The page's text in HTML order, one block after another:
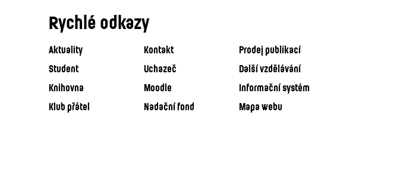
Rychlé odkazy
Aktuality Kontakt
Prodej publikací
Student
Uchazeč
Další vzdělávání
Knihovna
Moodle
Informační systém
Klub přátel
Nadační fond Mapa webu